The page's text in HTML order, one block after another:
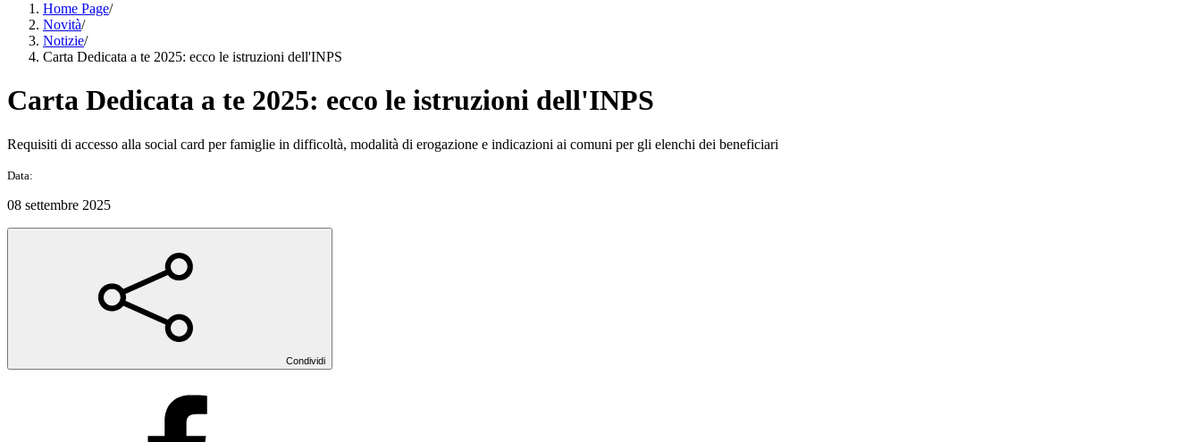
Home Page/
Novità/
Notizie/
Carta Dedicata a te 2025: ecco le istruzioni dell'INPS
Carta Dedicata a te 2025: ecco le istruzioni dell'INPS
Requisiti di accesso alla social card per famiglie in difficoltà, modalità di erogazione e indicazioni ai comuni per gli elenchi dei beneficiari
Data:
08 settembre 2025
Condividi